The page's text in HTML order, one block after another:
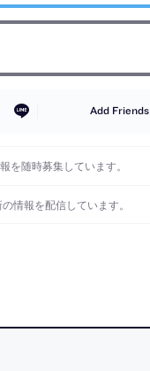
Add Friends
を随時募集しています。
情報を配信しています。